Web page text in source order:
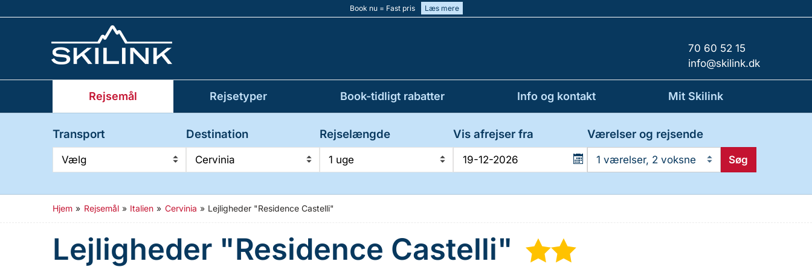
Book nu = Fast pris Læs mere
70 60 52 15
info@skilink.dk
Rejsemål Rejsetyper Book-tidligt rabatter Info og kontakt Mit Skilink
Transport
Vælg
Destination
Cervinia
Rejselængde
1 uge
Vis afrejser fra Værelser og rejsende
1 værelser, 2 voksne Søg
Hjem » Rejsemål » Italien » Cervinia » Lejligheder "Residence Castelli"
Lejligheder "Residence Castelli" ★